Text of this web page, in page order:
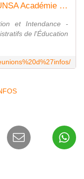
reunions d'infos - Syndicat AetI-UNSA Académie Reims
et Intendance -
de l'Éducation